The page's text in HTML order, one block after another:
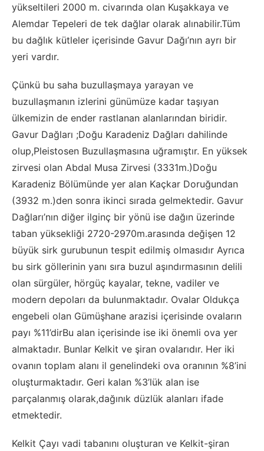
yükseltileri 2000 m. civarında olan Kuşakkaya ve
Alemdar Tepeleri de tek dağlar olarak alınabilir.Tüm
bu dağlık kütleler içerisinde Gavur Dağı’nın ayrı bir
yeri vardır.
Çünkü bu saha buzullaşmaya yarayan ve
buzullaşmanın izlerini günümüze kadar taşıyan
ülkemizin de ender rastlanan alanlarından biridir.
Gavur Dağları ;Doğu Karadeniz Dağları dahilinde
olup,Pleistosen Buzullaşmasına uğramıştır. En yüksek
zirvesi olan Abdal Musa Zirvesi (3331m.)Doğu
Karadeniz Bölümünde yer alan Kaçkar Doruğundan
(3932 m.)den sonra ikinci sırada gelmektedir. Gavur
Dağları’nın diğer ilginç bir yönü ise dağın üzerinde
taban yüksekliği 2720-2970m.arasında değişen 12
büyük sirk gurubunun tespit edilmiş olmasıdır Ayrıca
bu sirk göllerinin yanı sıra buzul aşındırmasının delili
olan sürgüler, hörgüç kayalar, tekne, vadiler ve
modern depoları da bulunmaktadır. Ovalar Oldukça
engebeli olan Gümüşhane arazisi içerisinde ovaların
payı %11’dirBu alan içerisinde ise iki önemli ova yer
almaktadır. Bunlar Kelkit ve şiran ovalarıdır. Her iki
ovanın toplam alanı il genelindeki ova oranının %8’ini
oluşturmaktadır. Geri kalan %3’lük alan ise
parçalanmış olarak,dağınık düzlük alanları ifade
etmektedir.
Kelkit Çayı vadi tabanını oluşturan ve Kelkit-şiran